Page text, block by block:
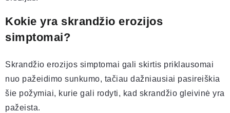
Kokie yra skrandžio erozijos
simptomai?
Skrandžio erozijos simptomai gali skirtis priklausomai
nuo pažeidimo sunkumo, tačiau dažniausiai pasireiškia
šie požymiai, kurie gali rodyti, kad skrandžio gleivinė yra
pažeista.